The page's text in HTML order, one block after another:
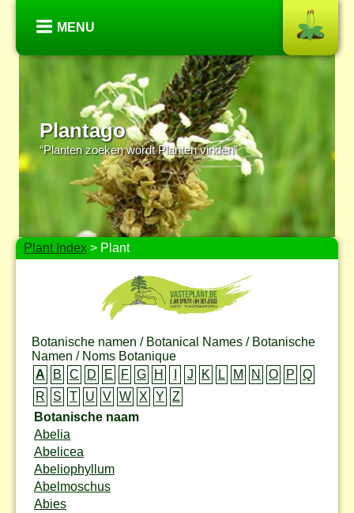
MENU
Plantago
“Planten zoeken wordt Planten vinden”
Plant Index > Plant
Botanische namen / Botanical Names / Botanische
Namen / Noms Botanique
A
B C D E F G H J K L M N O P
Q
R
S T U V W X Y
Z
Botanische naam
Abelia
Abelicea
Abeliophyllum
Abelmoschus
Abies